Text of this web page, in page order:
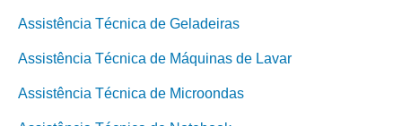
Assistência Técnica de Geladeiras
Assistência Técnica de Máquinas de Lavar
Assistência Técnica de Microondas